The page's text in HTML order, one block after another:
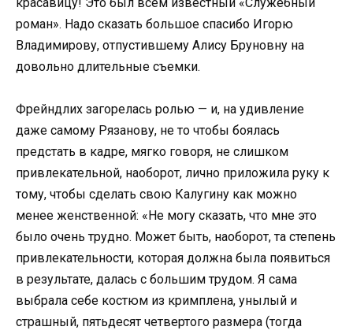
роман». Надо сказать большое спасибо Игорю
Владимирову, отпустившему Алису Бруновну на
довольно длительные съемки.
Фрейндлих загорелась ролью — и, на удивление
даже самому Рязанову, не то чтобы боялась
предстать в кадре, мягко говоря, не слишком
привлекательной, наоборот, лично приложила руку к
тому, чтобы сделать свою Калугину как можно
менее женственной: «Не могу сказать, что мне это
было очень трудно. Может быть, наоборот, та степень
привлекательности, которая должна была появиться
в результате, далась с большим трудом. Я сама
выбрала себе костюм из кримплена, унылый и
страшный, пятьдесят четвертого размера (тогда